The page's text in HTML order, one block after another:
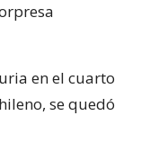
en el cuarto
se quedó